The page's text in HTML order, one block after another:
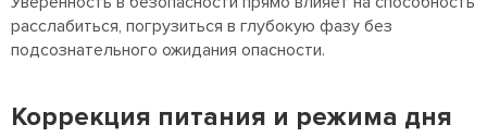
расслабиться, погрузиться в глубокую фазу без
подсознательного ожидания опасности.
Коррекция питания и режима дня